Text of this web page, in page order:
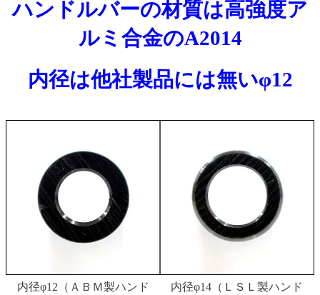
ハンドルバーの材質は高強度ア
ルミ合金のA2014
内径は他社製品には無いφ12
内径φ12（ＡＢＭ製ハンド
内径φ14（ＬＳＬ製ハンド